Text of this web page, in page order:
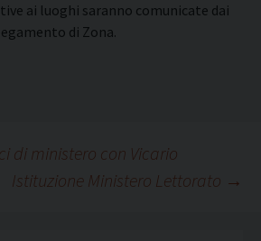
ai luoghi saranno comunicate dai
di Zona.
di ministero con Vicario
Istituzione Ministero Lettorato →